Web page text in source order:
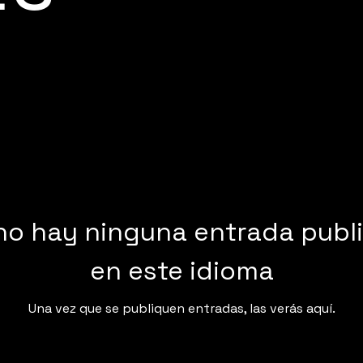
hay ninguna entrada
en este idioma
Una vez que se publiquen entradas, las verás aquí.